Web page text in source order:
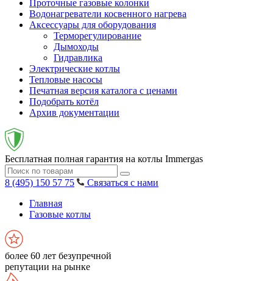
Проточные газовые колонки
Водонагреватели косвенного нагрева
Аксессуары для оборудования
Терморегулирование
Дымоходы
Гидравлика
Электрические котлы
Тепловые насосы
Печатная версия каталога с ценами
Подобрать котёл
Архив документации
Бесплатная полная гарантия на котлы Immergas
8 (495) 150 57 75
Связаться с нами
Главная
Газовые котлы
более 60 лет безупречной
репутации на рынке